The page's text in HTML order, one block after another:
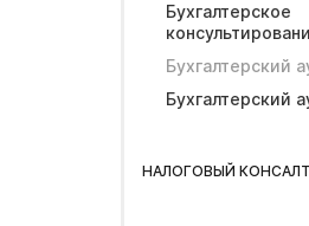
Бухгалтерское
Бухгалтерский
Бухгалтерский
НАЛОГОВЫЙ